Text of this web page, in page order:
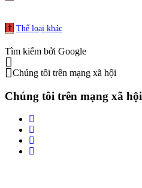
Thể loại khác
Tìm kiếm bởi Google
Chúng tôi trên mạng xã hội
Chúng tôi trên mạng xã hội